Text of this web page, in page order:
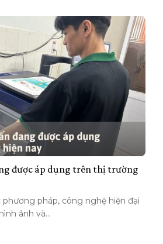
được áp dụng trên thị trường
phương pháp, công nghệ hiện đại
ảnh và...